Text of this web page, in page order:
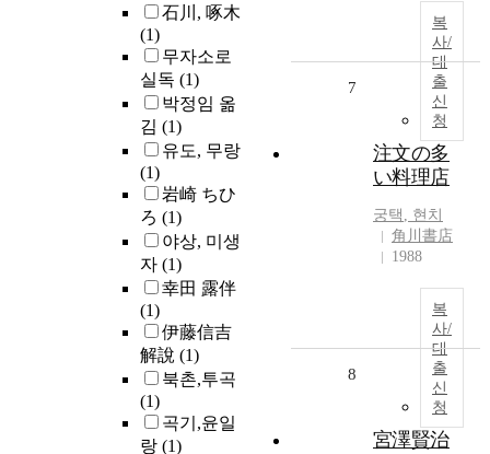
石川, 啄木
(1)
무자소로
실독 (1)
박정임 옮
김 (1)
유도, 무랑
(1)
岩崎 ちひ
ろ (1)
야상, 미생
자 (1)
幸田 露伴
(1)
伊藤信吉
解說 (1)
북촌,투곡
(1)
곡기,윤일
랑 (1)
복
사/
대
출
신
청
7
注文の多
い料理店
궁택 , 현치
角川書店
1988
복
사/
대
출
신
청
8
宮澤賢治